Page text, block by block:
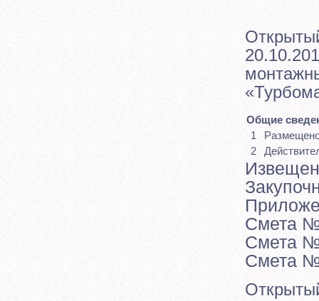
Общие
1
2
Смета
Смета
Смета